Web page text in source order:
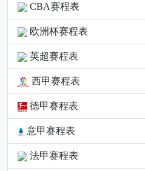
CBA赛程表
欧洲杯赛程表
英超赛程表
西甲赛程表
德甲赛程表
意甲赛程表
法甲赛程表